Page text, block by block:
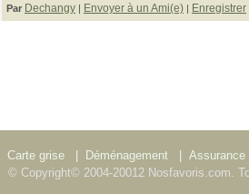
Par Dechangy | Envoyer à un Ami(e) | Enregistrer
Carte grise Déménagement Assurance
© Copyright© 2004-20012 Nosfavoris.com.